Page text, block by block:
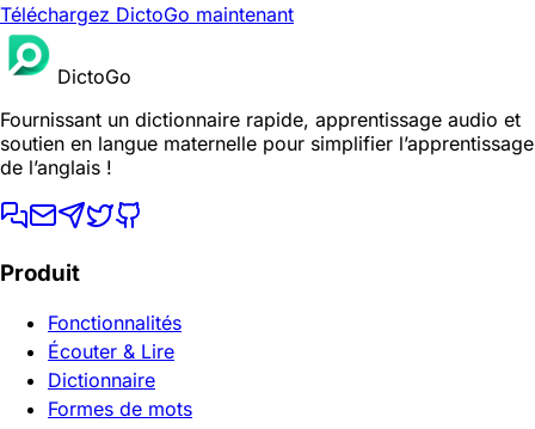
Téléchargez DictoGo maintenant
DictoGo
Fournissant un dictionnaire rapide, apprentissage audio et
soutien en langue maternelle pour simplifier l’apprentissage
de l’anglais !
Produit
Fonctionnalités
Écouter & Lire
Dictionnaire
Formes de mots